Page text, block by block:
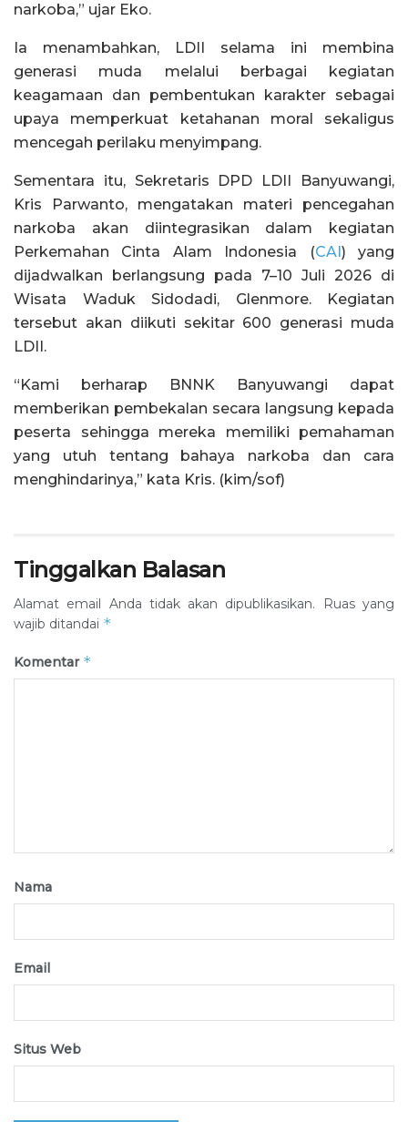
narkoba,” ujar Eko.
Ia menambahkan, LDII selama ini membina
generasi muda melalui berbagai kegiatan
keagamaan dan pembentukan karakter sebagai
upaya memperkuat ketahanan moral sekaligus
mencegah perilaku menyimpang.
Sementara itu, Sekretaris DPD LDII Banyuwangi,
Kris Parwanto, mengatakan materi pencegahan
narkoba akan diintegrasikan dalam kegiatan
Perkemahan Cinta Alam Indonesia (CAI) yang
dijadwalkan berlangsung pada 7–10 Juli 2026 di
Wisata Waduk Sidodadi, Glenmore. Kegiatan
tersebut akan diikuti sekitar 600 generasi muda
LDII.
“Kami berharap BNNK Banyuwangi dapat
memberikan pembekalan secara langsung kepada
peserta sehingga mereka memiliki pemahaman
yang utuh tentang bahaya narkoba dan cara
menghindarinya,” kata Kris. (kim/sof)
Tinggalkan Balasan
Alamat email Anda tidak akan dipublikasikan.
Ruas yang
wajib ditandai *
Komentar *
Nama
Email
Situs Web